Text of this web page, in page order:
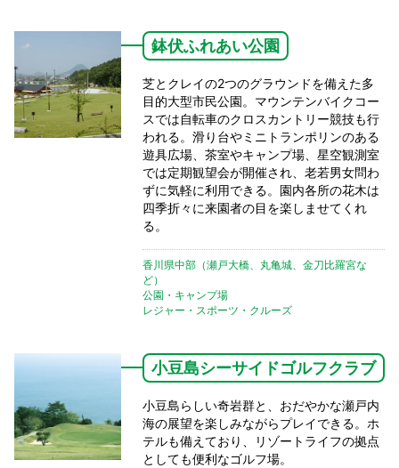
鉢伏ふれあい公園
芝とクレイの2つのグラウンドを備えた多
目的大型市民公園。マウンテンバイクコー
スでは自転車のクロスカントリー競技も行
われる。滑り台やミニトランポリンのある
遊具広場、茶室やキャンプ場、星空観測室
では定期観望会が開催され、老若男女問わ
ずに気軽に利用できる。園内各所の花木は
四季折々に来園者の目を楽しませてくれ
る。
香川県中部（瀬戸大橋、丸亀城、金刀比羅宮な
ど）
公園・キャンプ場
レジャー・スポーツ・クルーズ
小豆島シーサイドゴルフクラブ
小豆島らしい奇岩群と、おだやかな瀬戸内
海の展望を楽しみながらプレイできる。ホ
テルも備えており、リゾートライフの拠点
としても便利なゴルフ場。